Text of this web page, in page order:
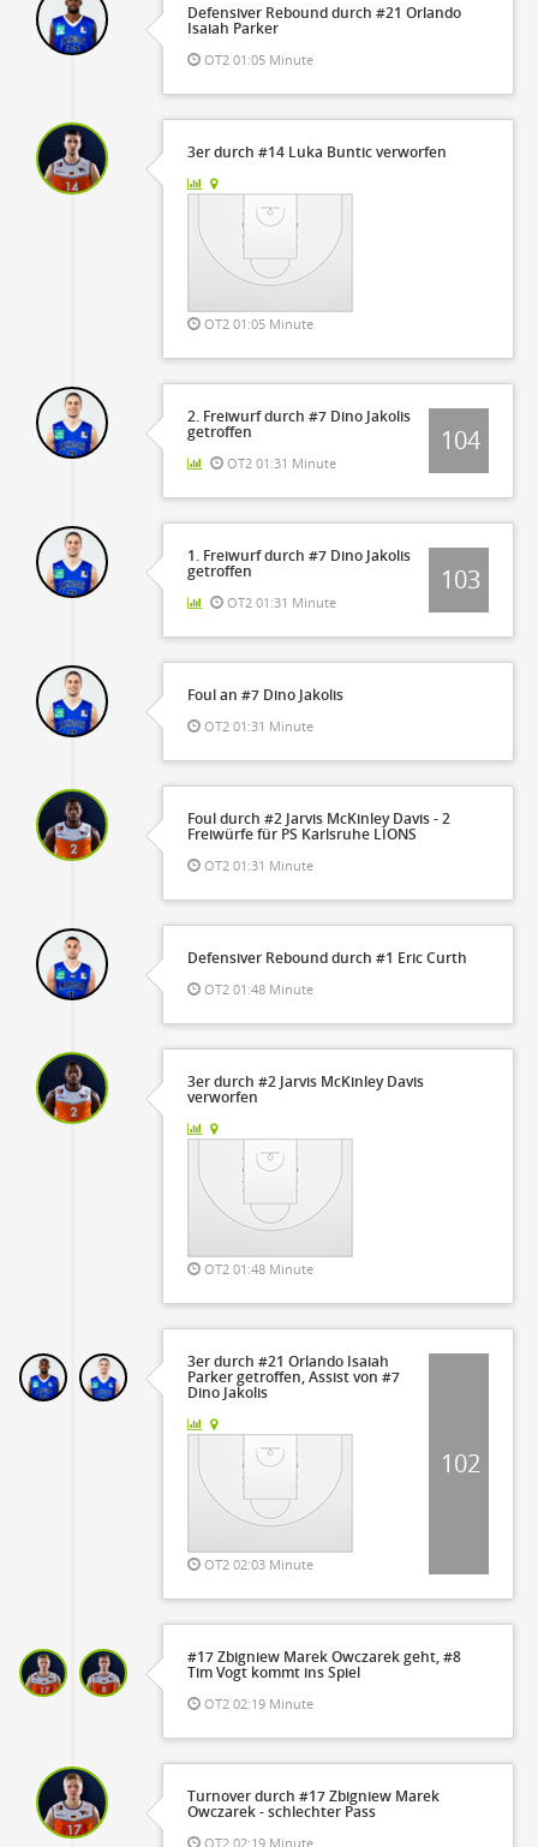
Defensiver Rebound durch #21 Orlando
Isaiah Parker
OT2 01:05 Minute
3er durch #14 Luka Buntic verworfen
OT2 01:05 Minute
2. Freiwurf durch #7 Dino Jakolis
getroffen
OT2 01:31 Minute
104
1. Freiwurf durch #7 Dino Jakolis
getroffen
OT2 01:31 Minute
103
Foul an #7 Dino Jakolis
OT2 01:31 Minute
Foul durch #2 Jarvis McKinley Davis - 2
Freiwürfe für PS Karlsruhe LIONS
OT2 01:31 Minute
Defensiver Rebound durch #1 Eric Curth
OT2 01:48 Minute
3er durch #2 Jarvis McKinley Davis
verworfen
OT2 01:48 Minute
3er durch #21 Orlando Isaiah
Parker getroffen, Assist von #7
Dino Jakolis
OT2 02:03 Minute
102
#17 Zbigniew Marek Owczarek geht, #8
Tim Vogt kommt ins Spiel
OT2 02:19 Minute
Turnover durch #17 Zbigniew Marek
Owczarek - schlechter Pass
OT2 02:19 Minute